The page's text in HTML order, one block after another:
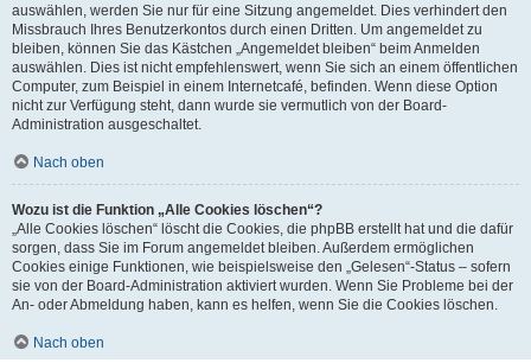
auswählen, werden Sie nur für eine Sitzung angemeldet. Dies verhindert den
Missbrauch Ihres Benutzerkontos durch einen Dritten. Um angemeldet zu
bleiben, können Sie das Kästchen „Angemeldet bleiben“ beim Anmelden
auswählen. Dies ist nicht empfehlenswert, wenn Sie sich an einem öffentlichen
Computer, zum Beispiel in einem Internetcafé, befinden. Wenn diese Option
nicht zur Verfügung steht, dann wurde sie vermutlich von der Board-
Administration ausgeschaltet.
Nach oben
Wozu ist die Funktion „Alle Cookies löschen“?
„Alle Cookies löschen“ löscht die Cookies, die phpBB erstellt hat und die dafür
sorgen, dass Sie im Forum angemeldet bleiben. Außerdem ermöglichen
Cookies einige Funktionen, wie beispielsweise den „Gelesen“-Status – sofern
sie von der Board-Administration aktiviert wurden. Wenn Sie Probleme bei der
An- oder Abmeldung haben, kann es helfen, wenn Sie die Cookies löschen.
Nach oben